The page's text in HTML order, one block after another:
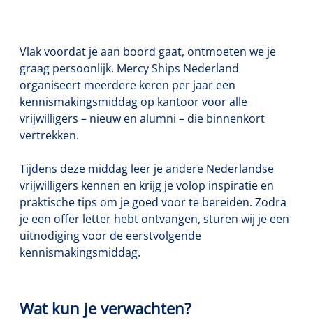
Vlak voordat je aan boord gaat, ontmoeten we je
graag persoonlijk. Mercy Ships Nederland
organiseert meerdere keren per jaar een
kennismakingsmiddag op kantoor voor alle
vrijwilligers – nieuw en alumni – die binnenkort
vertrekken.
Tijdens deze middag leer je andere Nederlandse
vrijwilligers kennen en krijg je volop inspiratie en
praktische tips om je goed voor te bereiden. Zodra
je een offer letter hebt ontvangen, sturen wij je een
uitnodiging voor de eerstvolgende
kennismakingsmiddag.
Wat kun je verwachten?